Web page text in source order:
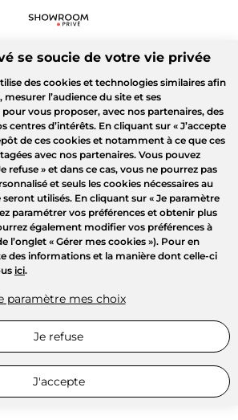
se soucie de votre vie privée
des cookies et technologies similaires afin
mesurer l’audience du site et ses
vous proposer, avec nos partenaires, des
centres d’intérêts. En cliquant sur « J’accepte
de ces cookies et notamment à ce que ces
avec nos partenaires. Vous pouvez
refuse » et dans ce cas, vous ne pourrez pas
et seuls les cookies nécessaires au
utilisés. En cliquant sur « Je paramètre
paramétrer vos préférences et obtenir plus
également modifier vos préférences à
« Gérer mes cookies »). Pour en
des informations et la manière dont celle-ci
ici.
paramètre mes choix
Je refuse
J'accepte